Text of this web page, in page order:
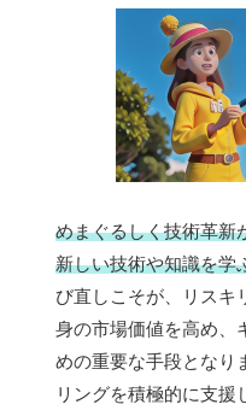
めまぐるしく技術革新
新しい技術や知識を学
び直しこそが、リスキ
身の市場価値を高め、
めの重要な手段となり
リングを積極的に支援